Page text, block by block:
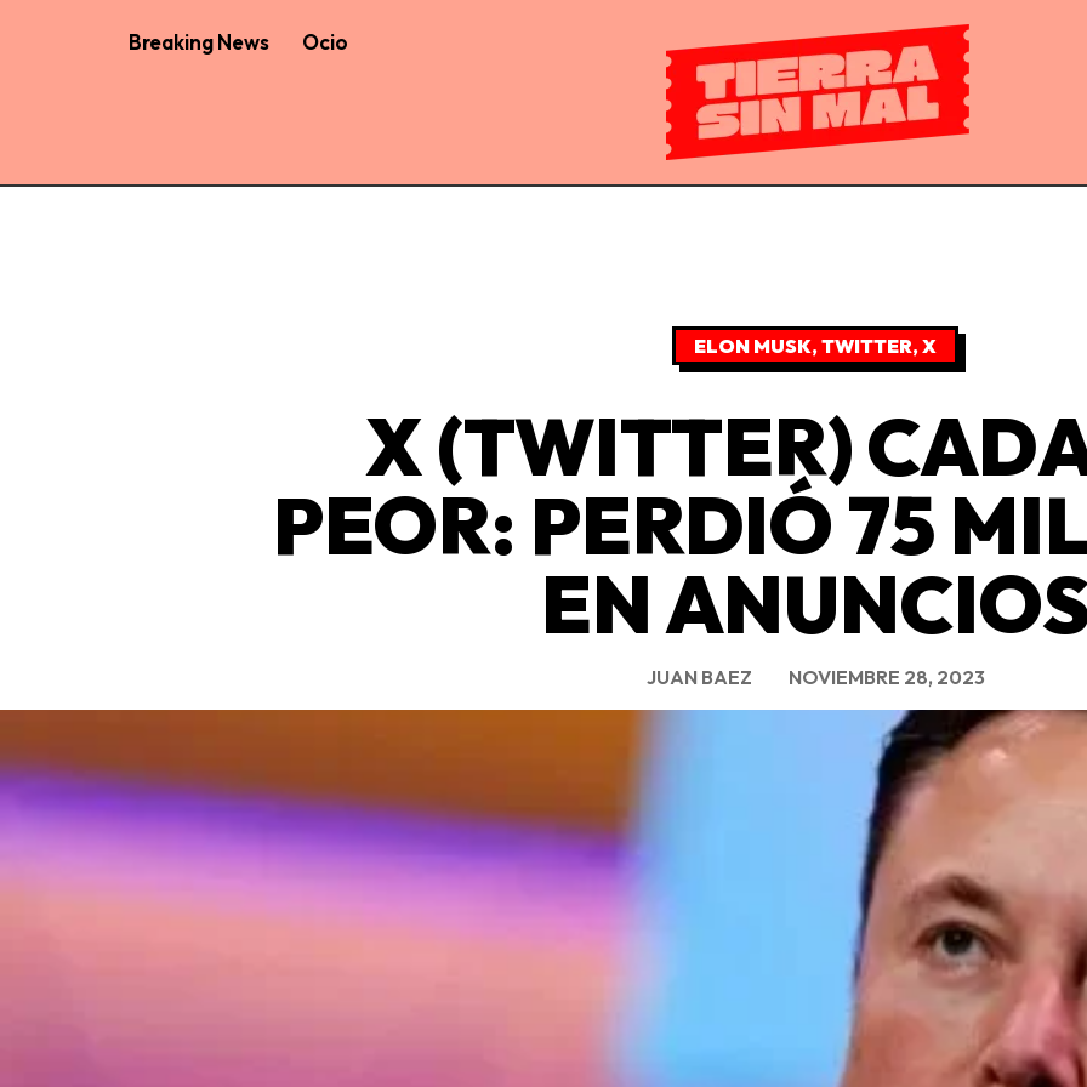
Breaking News Ocio
ELON MUSK,TWITTER,X
X (TWITTER)
PEOR: PERDIÓ 75
EN
JUAN BAEZ NOVIEMBRE 28, 2023